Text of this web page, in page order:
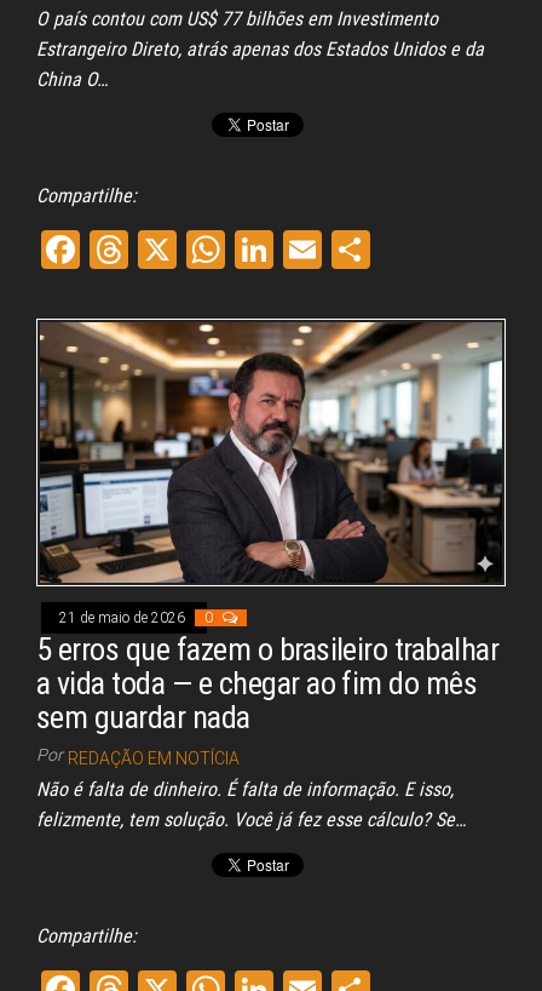
O país contou com US$ 77 bilhões em Investimento
Estrangeiro Direto, atrás apenas dos Estados Unidos e da
China O…
Compartilhe:
Fa
bo
ok
Th
ad
s
X
W
ts
A
pp
Li
ed
In
E
ail e
21 de maio de 2026 0
5 erros que fazem o brasileiro trabalhar
a vida toda — e chegar ao fim do mês
sem guardar nada
Por REDAÇÃO EM NOTÍCIA
Não é falta de dinheiro. É falta de informação. E isso,
felizmente, tem solução. Você já fez esse cálculo? Se…
Compartilhe: